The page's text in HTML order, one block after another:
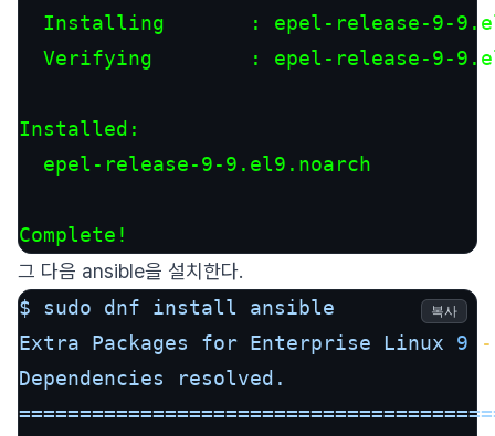
Installing       : epel-release-9-
Verifying        : epel-release-9-
Installed:
  epel-release-9-9.el9.noarch
Complete!
그 다음 ansible을 설치한다.
$
sudo dnf install
ansible
Extra
Packages for Enterprise Linux 9
-
Dependencies
resolved.
복사